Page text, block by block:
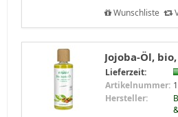
Wunschliste
Jojoba-Öl,
Lieferzeit:
Artikelnummer:
Hersteller: